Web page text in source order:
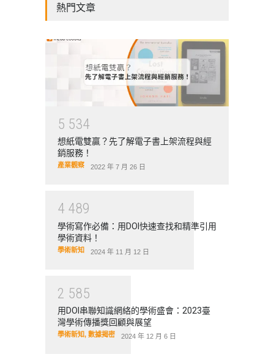
SDG12負責任的消費與生產的概念。
熱門文章
5 534
想紙電雙贏？先了解電子書上架流程與經
銷服務！
產業觀察 2022 年 7 月 26 日
4 489
學術寫作必備：用DOI快速查找和精準引用
學術資料！
學術新知 2024 年 11 月 12 日
2 585
用DOI串聯知識網絡的學術盛會：2023臺
灣學術傳播獎回顧與展望
學術新知, 數據揭密 2024 年 12 月 6 日